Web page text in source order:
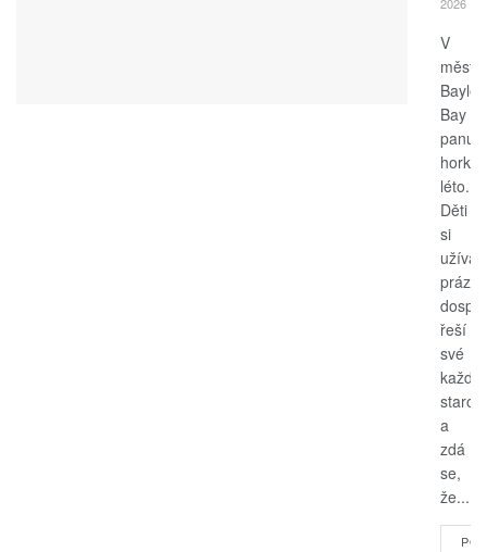
2026
V
Bay
panuje
horké
léto.
Děti
si
užívají
řeší
své
a
zdá
se,
že...